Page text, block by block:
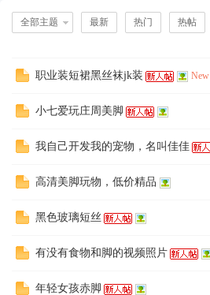
全部主题 最新 热门 热帖
职业装短裙黑丝袜jk装 New
小七爱玩庄周美脚
我自己开发我的宠物，名叫佳佳
高清美脚玩物，低价精品
黑色玻璃短丝
有没有食物和脚的视频照片
年轻女孩赤脚